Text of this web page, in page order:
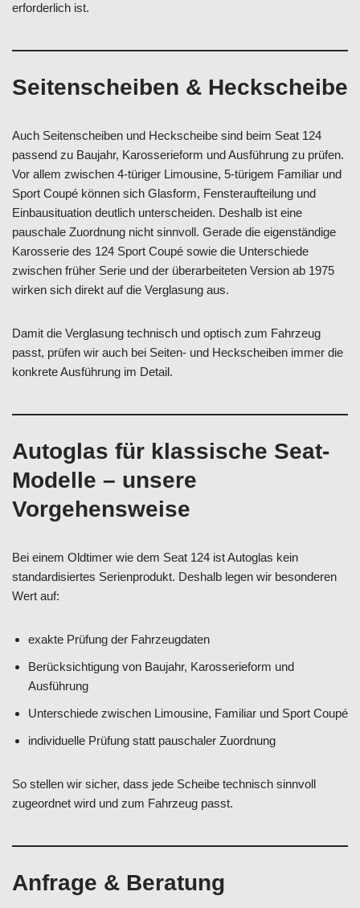
erforderlich ist.
Seitenscheiben & Heckscheibe
Auch Seitenscheiben und Heckscheibe sind beim Seat 124
passend zu Baujahr, Karosserieform und Ausführung zu prüfen.
Vor allem zwischen 4-türiger Limousine, 5-türigem Familiar und
Sport Coupé können sich Glasform, Fensteraufteilung und
Einbausituation deutlich unterscheiden. Deshalb ist eine
pauschale Zuordnung nicht sinnvoll. Gerade die eigenständige
Karosserie des 124 Sport Coupé sowie die Unterschiede
zwischen früher Serie und der überarbeiteten Version ab 1975
wirken sich direkt auf die Verglasung aus.
Damit die Verglasung technisch und optisch zum Fahrzeug
passt, prüfen wir auch bei Seiten- und Heckscheiben immer die
konkrete Ausführung im Detail.
Autoglas für klassische Seat-
Modelle – unsere
Vorgehensweise
Bei einem Oldtimer wie dem Seat 124 ist Autoglas kein
standardisiertes Serienprodukt. Deshalb legen wir besonderen
Wert auf:
exakte Prüfung der Fahrzeugdaten
Berücksichtigung von Baujahr, Karosserieform und
Ausführung
Unterschiede zwischen Limousine, Familiar und Sport Coupé
individuelle Prüfung statt pauschaler Zuordnung
So stellen wir sicher, dass jede Scheibe technisch sinnvoll
zugeordnet wird und zum Fahrzeug passt.
Anfrage & Beratung